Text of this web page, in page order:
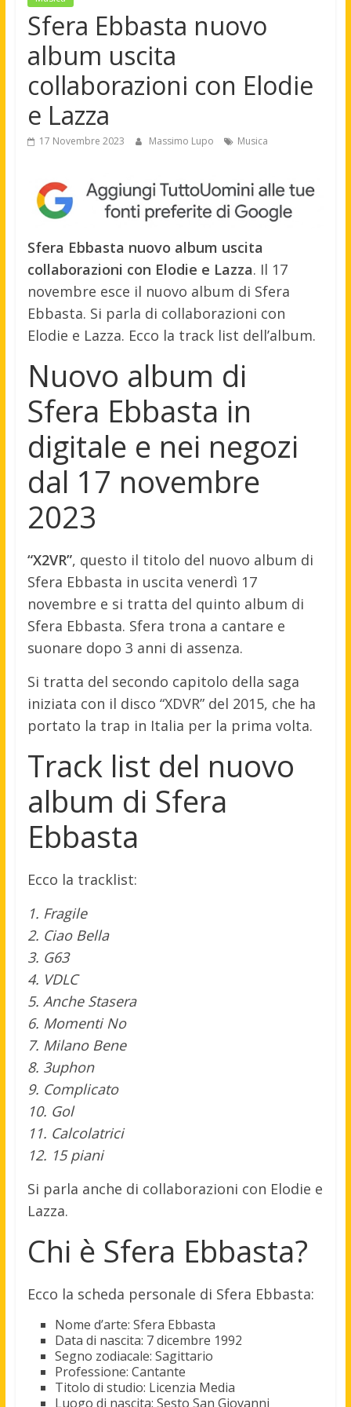
Sfera Ebbasta nuovo
album uscita
collaborazioni con Elodie
e Lazza
17 Novembre 2023 Massimo Lupo Musica
Sfera Ebbasta nuovo album uscita
collaborazioni con Elodie e Lazza. Il 17
novembre esce il nuovo album di Sfera
Ebbasta. Si parla di collaborazioni con
Elodie e Lazza. Ecco la track list dell’album.
Nuovo album di
Sfera Ebbasta in
digitale e nei negozi
dal 17 novembre
2023
“X2VR”, questo il titolo del nuovo album di
Sfera Ebbasta in uscita venerdì 17
novembre e si tratta del quinto album di
Sfera Ebbasta. Sfera trona a cantare e
suonare dopo 3 anni di assenza.
Si tratta del secondo capitolo della saga
iniziata con il disco “XDVR” del 2015, che ha
portato la trap in Italia per la prima volta.
Track list del nuovo
album di Sfera
Ebbasta
Ecco la tracklist:
1. Fragile
2. Ciao Bella
3. G63
4. VDLC
5. Anche Stasera
6. Momenti No
7. Milano Bene
8. 3uphon
9. Complicato
10. Gol
11. Calcolatrici
12. 15 piani
Si parla anche di collaborazioni con Elodie e
Lazza.
Chi è Sfera Ebbasta?
Ecco la scheda personale di Sfera Ebbasta:
Nome d’arte: Sfera Ebbasta
Data di nascita: 7 dicembre 1992
Segno zodiacale: Sagittario
Professione: Cantante
Titolo di studio: Licenzia Media
Luogo di nascita: Sesto San Giovanni